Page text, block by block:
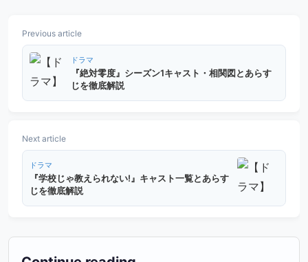
Previous article
ドラマ
『絶対零度』シーズン1キャスト・相関図とあらす
じを徹底解説
Next article
ドラマ
『学校じゃ教えられない!』キャスト一覧とあらす
じを徹底解説